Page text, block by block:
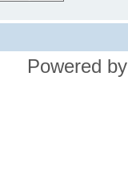
Powered by